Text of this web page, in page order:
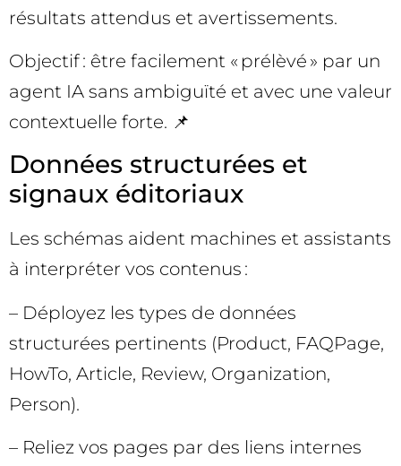
résultats attendus et avertissements.
Objectif : être facilement « prélèvé » par un
agent IA sans ambiguïté et avec une valeur
contextuelle forte. 📌
Données structurées et
signaux éditoriaux
Les schémas aident machines et assistants
à interpréter vos contenus :
– Déployez les types de données
structurées pertinents (Product, FAQPage,
HowTo, Article, Review, Organization,
Person).
– Reliez vos pages par des liens internes